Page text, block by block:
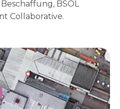
BSOL
Collaborative.